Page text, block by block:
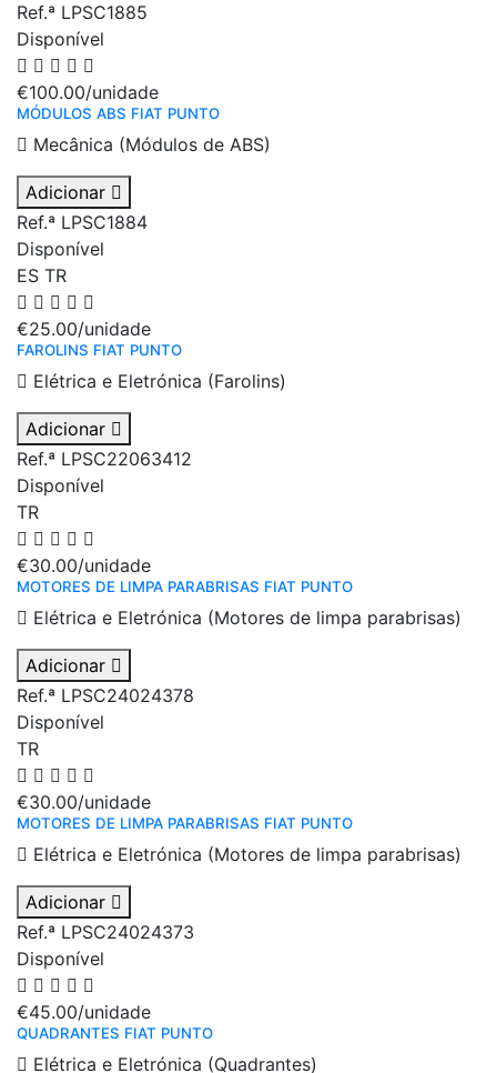
Ref.ª LPSC1885
Disponível
€100.00/unidade
MÓDULOS ABS FIAT PUNTO
Mecânica (Módulos de ABS)
Adicionar
Ref.ª LPSC1884
Disponível
ES TR
€25.00/unidade
FAROLINS FIAT PUNTO
Elétrica e Eletrónica (Farolins)
Adicionar
Ref.ª LPSC22063412
Disponível
TR
€30.00/unidade
MOTORES DE LIMPA PARABRISAS FIAT PUNTO
Elétrica e Eletrónica (Motores de limpa parabrisas)
Adicionar
Ref.ª LPSC24024378
Disponível
TR
€30.00/unidade
MOTORES DE LIMPA PARABRISAS FIAT PUNTO
Elétrica e Eletrónica (Motores de limpa parabrisas)
Adicionar
Ref.ª LPSC24024373
Disponível
€45.00/unidade
QUADRANTES FIAT PUNTO
Elétrica e Eletrónica (Quadrantes)